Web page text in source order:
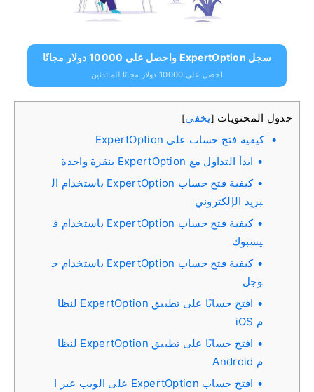
سجل ExpertOption واحصل على 10000 دولار مجانًا
احصل على 10000 دولار مجانًا للمبتدئين
جدول المحتويات [يخفي]
كيفية فتح حساب على ExpertOption
ابدأ التداول مع ExpertOption بنقرة واحدة
كيفية فتح حساب ExpertOption باستخدام ال
بريد الإلكتروني
كيفية فتح حساب ExpertOption باستخدام ف
يسبوك
كيفية فتح حساب ExpertOption باستخدام ج
وجل
افتح حسابًا على تطبيق ExpertOption لنظا
م iOS
افتح حسابًا على تطبيق ExpertOption لنظا
م Android
افتح حساب ExpertOption على الويب عبر ا